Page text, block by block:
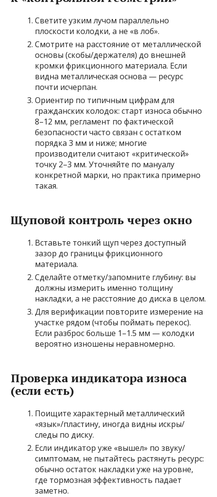
Светите узким лучом параллельно
плоскости колодки, а не «в лоб».
Смотрите на расстояние от металлической
основы (скобы/держателя) до внешней
кромки фрикционного материала. Если
видна металлическая основа — ресурс
почти исчерпан.
Ориентир по типичным цифрам для
гражданских колодок: старт износа обычно
8–12 мм, регламент по фактической
безопасности часто связан с остатком
порядка 3 мм и ниже; многие
производители считают «критической»
точку 2–3 мм. Уточняйте по мануалу
конкретной марки, но практика примерно
такая.
Щуповой контроль через окно
Вставьте тонкий щуп через доступный
зазор до границы фрикционного
материала.
Сделайте отметку/запомните глубину: вы
должны измерить именно толщину
накладки, а не расстояние до диска в целом.
Для верификации повторите измерение на
участке рядом (чтобы поймать перекос).
Если разброс больше 1–1.5 мм — колодки
вероятно изношены неравномерно.
Проверка индикатора износа
(если есть)
Поищите характерный металлический
«язык»/пластину, иногда видны искры/
следы по диску.
Если индикатор уже «вышел» по звуку/
симптомам, не пытайтесь растянуть ресурс:
обычно остаток накладки уже на уровне,
где тормозная эффективность падает
заметно.